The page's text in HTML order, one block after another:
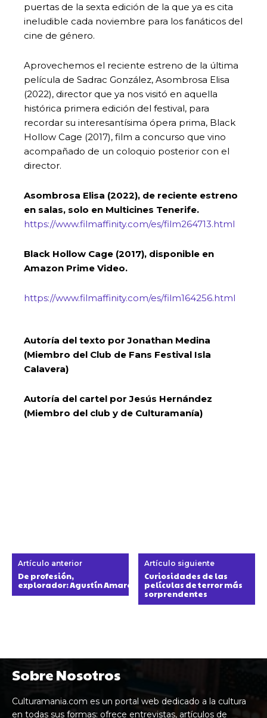
puertas de la sexta edición de la que ya es cita
ineludible cada noviembre para los fanáticos del
cine de género.
Aprovechemos el reciente estreno de la última
película de Sadrac González, Asombrosa Elisa
(2022), director que ya nos visitó en aquella
histórica primera edición del festival, para
recordar su interesantísima ópera prima, Black
Hollow Cage (2017), film a concurso que vino
acompañado de un coloquio posterior con el
director.
Asombrosa Elisa (2022), de reciente estreno
en salas, solo en Multicines Tenerife.
https://www.filmaffinity.com/es/film264713.html
Black Hollow Cage (2017), disponible en
Amazon Prime Video.
https://www.filmaffinity.com/es/film164256.html
Autoría del texto por Jonathan Medina
(Miembro del Club de Fans Festival Isla
Calavera)
Autoría del cartel por Jesús Hernández
(Miembro del club y de Culturamanía)
Artículo anterior
De profesión,
explorador: Agustín Amaro, el único canario que ha
Artículo siguiente
Curiosidades de las
películas de terror más
sorprendentes
Sobre Nosotros
Culturamania.com es un portal web dedicado a la cultura
en todas sus formas: ofrece entrevistas, artículos de